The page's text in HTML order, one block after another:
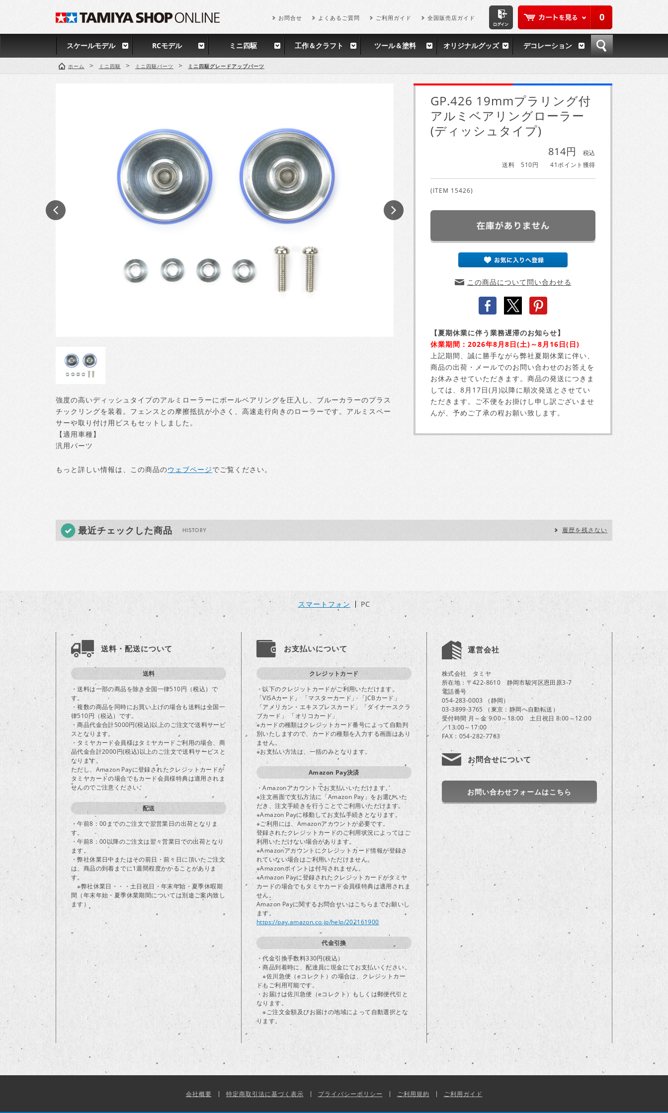
0
お問合せ よくあるご質問 ご利用ガイド 全国販売店ガイド
スケールモデル RCモデル ミニ四駆 工作＆クラフト ツール＆塗料 オリジナルグッズ デコレーション
ホーム > ミニ四駆 > ミニ四駆パーツ > ミニ四駆グレードアップパーツ
強度の高いディッシュタイプのアルミローラーにボールベアリングを圧入し、ブルーカラーのプラス
チックリングを装着。フェンスとの摩擦抵抗が小さく、高速走行向きのローラーです。アルミスペー
サーや取り付け用ビスもセットしました。
【適用車種】
汎用パーツ
もっと詳しい情報は、この商品のウェブページでご覧ください。
GP.426 19mmプラリング付
アルミベアリングローラー
(ディッシュタイプ)
814円
税込
送料 510円
41ポイント獲得
(ITEM 15426)
この商品について問い合わせる
【夏期休業に伴う業務遅滞のお知らせ】
休業期間：2026年8月8日(土)～8月16日(日)
上記期間、誠に勝手ながら弊社夏期休業に伴い、
商品の出荷・メールでのお問い合わせのお答えを
お休みさせていただきます。商品の発送につきま
しては、8月17日(月)以降に順次発送とさせてい
ただきます。ご不便をお掛けし申し訳ございませ
んが、予めご了承の程お願い致します。
最近チェックした商品 履歴を残さない
スマートフォン PC
送料・配送について
送料
・送料は一部の商品を除き全国一律510円（税込）で
す。
・複数の商品を同時にお買い上げの場合も送料は全国一
律510円（税込）です。
・商品代金合計5000円(税込)以上のご注文で送料サービ
スとなります。
・タミヤカード会員様はタミヤカードご利用の場合、商
品代金合計2000円(税込)以上のご注文で送料サービスと
なります。
ただし、Amazon Payに登録されたクレジットカードが
タミヤカードの場合でもカード会員様特典は適用されま
せんのでご注意ください。
配送
・午前8：00までのご注文で翌営業日の出荷となりま
す。
・午前8：00以降のご注文は翌々営業日での出荷となり
ます。
・弊社休業日中またはその前日・前々日に頂いたご注文
は、商品の到着までに1週間程度かかることがありま
す。
※弊社休業日・・・土日祝日・年末年始・夏季休暇期
間（年末年始・夏季休業期間については別途ご案内致し
ます）
お支払いについて
クレジットカード
・以下のクレジットカードがご利用いただけます。
「VISAカード」 「マスターカード」 「JCBカード」
「アメリカン・エキスプレスカード」「ダイナースクラ
ブカード」 「オリコカード」
※カードの種類はクレジットカード番号によって自動判
別いたしますので、カードの種類を入力する画面はあり
ません。
※お支払い方法は、一括のみとなります。
Amazon Pay決済
・Amazonアカウントでお支払いいただけます。
※注文画面で支払方法に「Amazon Pay」をお選びいた
だき、注文手続きを行うことでご利用いただけます。
※Amazon Payに移動してお支払手続きとなります。
※ご利用には、Amazonアカウントが必要です。
登録されたクレジットカードのご利用状況によってはご
利用いただけない場合があります。
※Amazonアカウントにクレジットカード情報が登録さ
れていない場合はご利用いただけません。
※Amazonポイントは付与されません。
※Amazon Payに登録されたクレジットカードがタミヤ
カードの場合でもタミヤカード会員様特典は適用されま
せん。
Amazon Payに関するお問合せいはこちらまでお願いし
ます。
https://pay.amazon.co.jp/help/202161900
代金引換
・代金引換手数料330円(税込）
・商品到着時に、配達員に現金にてお支払いください。
※佐川急便（eコレクト）の場合は、クレジットカー
ドもご利用可能です。
・お届けは佐川急便（eコレクト）もしくは郵便代引と
なります。
※ご注文金額及びお届けの地域によって自動選択とな
ります。
運営会社
株式会社 タミヤ
所在地：〒422-8610 静岡市駿河区恩田原3-7
電話番号
054-283-0003 （静岡）
03-3899-3765 （東京：静岡へ自動転送）
受付時間 月～金 9:00～18:00 土日祝日 8:00～12:00
／13:00～17:00
FAX：054-282-7763
お問合せについて
お問い合わせフォームはこちら
会社概要 特定商取引法に基づく表示 プライバシーポリシー ご利用規約 ご利用ガイド